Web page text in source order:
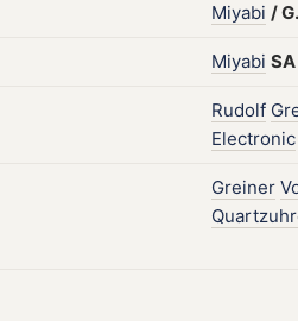
Miyabi /G.
Miyabi SA
Rudolf
Electronic
Greiner